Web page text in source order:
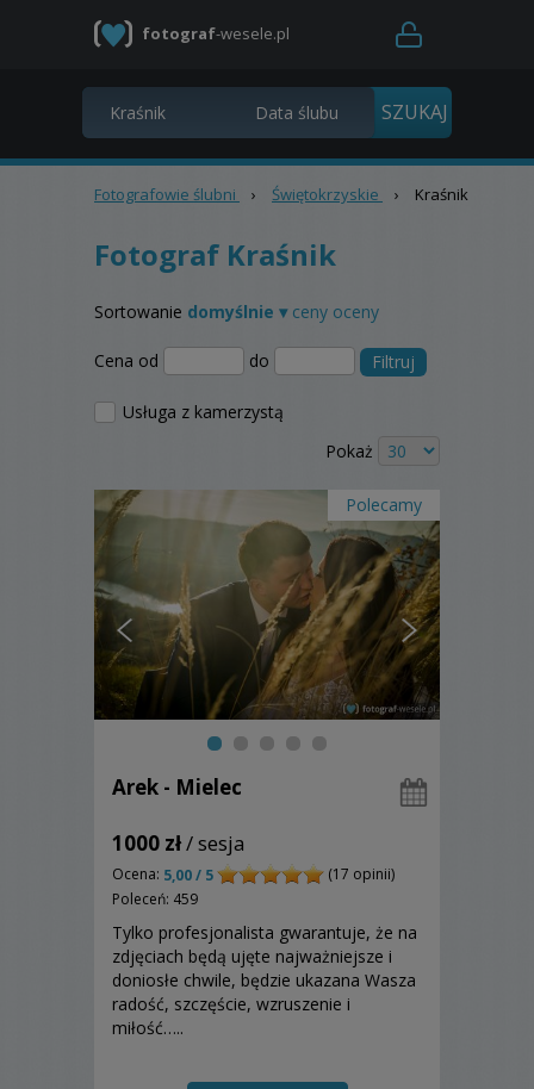
fotograf-wesele.pl
Fotografowie ślubni › Świętokrzyskie › Kraśnik
Fotograf Kraśnik
Sortowanie domyślnie ▾ ceny oceny
Cena od do Filtruj
Usługa z kamerzystą
Pokaż
Polecamy
Arek - Mielec
1000 zł/ sesja
Ocena: 5,00 / 5
(17 opinii)
Poleceń: 459
Tylko profesjonalista gwarantuje, że na
zdjęciach będą ujęte najważniejsze i
doniosłe chwile, będzie ukazana Wasza
radość, szczęście, wzruszenie i
miłość…..